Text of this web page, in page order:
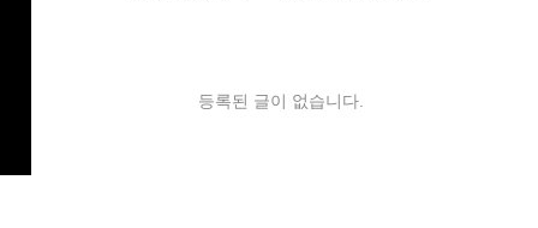
등록된 글이 없습니다.